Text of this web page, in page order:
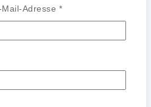
ist ein
Hartantifouling für
und
polierfähige Oberfläche
Adresse *Erforderlich